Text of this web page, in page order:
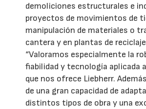
demoliciones estructurales e
proyectos de movimientos de
manipulación de materiales o
cantera y en plantas de
“Valoramos especialmente la
fiabilidad y tecnología aplicada
que nos ofrece Liebherr.
de una gran capacidad de
distintos tipos de obra y una